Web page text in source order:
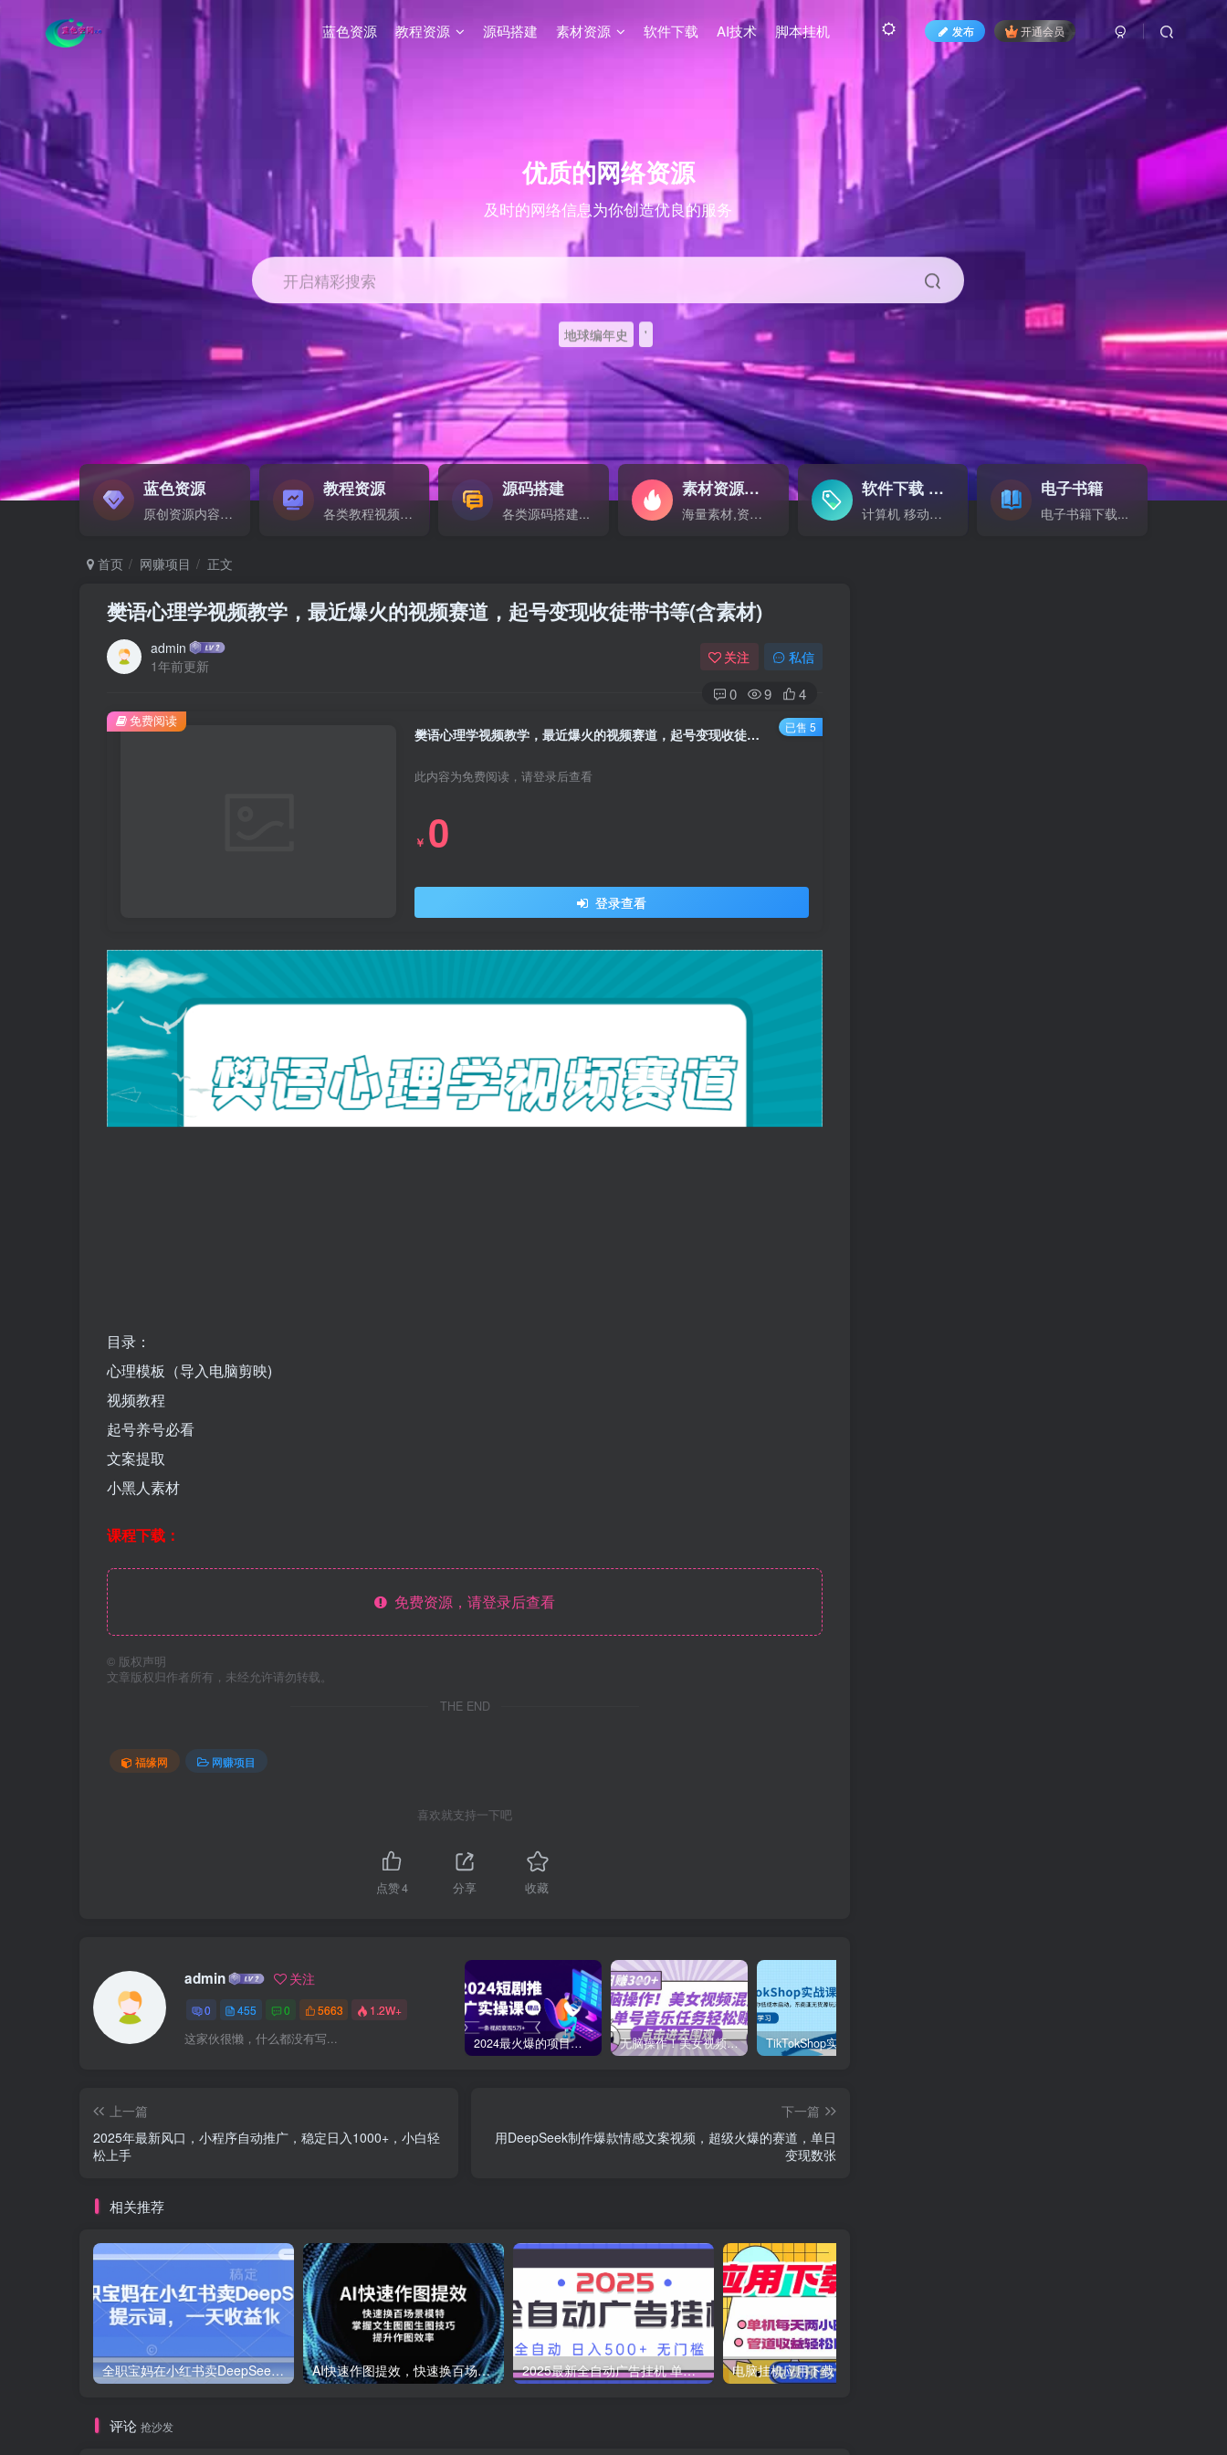
发布 开通会员
蓝色资源 教程资源 源码搭建 素材资源 软件下载 AI技术 脚本挂机
优质的网络资源
及时的网络信息为你创造优良的服务
开启精彩搜索
地球编年史 '
蓝色资源
原创资源内容精选...
教程资源
各类教程视频音频等资源...
源码搭建
各类源码搭建...
素材资源NEW
海量素材,资源分享...
软件下载GO
计算机 移动设备 软件下载....
电子书籍
电子书籍下载...
首页 网赚项目 正文
樊语心理学视频教学，最近爆火的视频赛道，起号变现收徒带书等(含素材)
admin
1年前更新
关注 私信
0 9 4
樊语心理学视频教学，最近爆火的视频赛道，起号变现收徒带书等(含素材)
此内容为免费阅读，请登录后查看
￥ 0
登录查看
免费阅读 已售 5
目录：
心理模板（导入电脑剪映)
视频教程
起号养号必看
文案提取
小黑人素材
课程下载：
免费资源，请登录后查看
© 版权声明
文章版权归作者所有，未经允许请勿转载。
THE END
福缘网 网赚项目
喜欢就支持一下吧
点赞4 分享 收藏
admin 关注
0 455 0 5663 1.2W+
这家伙很懒，什么都没有写... 2024最火爆的项目短剧推广实操课，一条视频变现5万+【附软件工具】 无脑操作！美女视频混剪，单号音乐任务轻松日入3张+
上一篇
2025年最新风口，小程序自动推广，稳定日入1000+，小白轻
松上手
下一篇
用DeepSeek制作爆款情感文案视频，超级火爆的赛道，单日
变现数张
相关推荐
全职宝妈在小红书卖DeepSeek提示词，一天收益1k AI快速作图提效，快速换百场景模特，掌握文生图图生图技巧，提升作图效率 2025最新全自动广告挂机 单机500+实操分享 小白可无脑操作
评论 抢沙发